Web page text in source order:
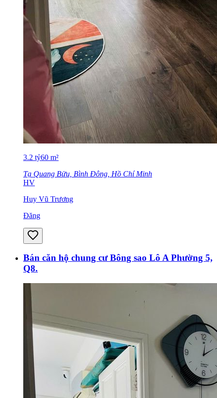
3.2 tỷ60 m²
Tạ Quang Bửu, Bình Đông, Hồ Chí Minh
HV
Huy Vũ Trương
Đăng
Bán căn hộ chung cư Bông sao Lô A Phường 5,
Q8.